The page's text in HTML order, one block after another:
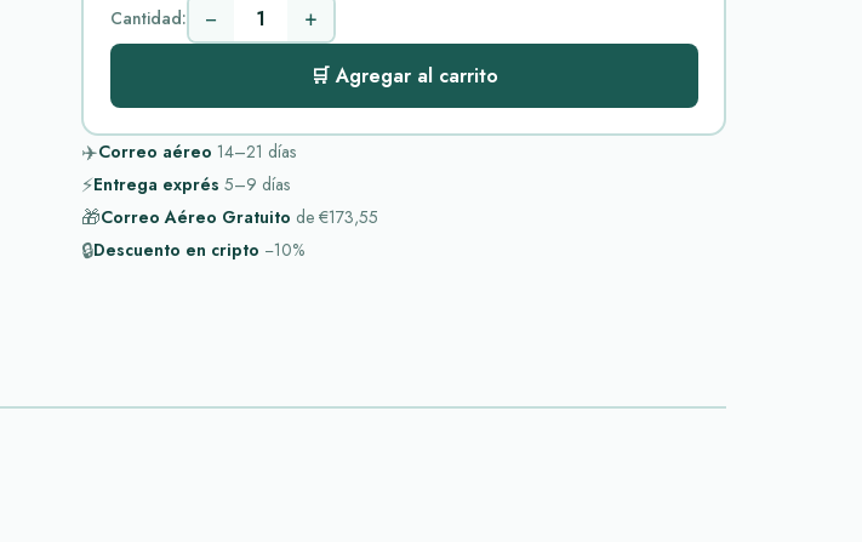
Cantidad: − +
🛒 Agregar al carrito
✈️Correo aéreo 14–21 días
⚡Entrega exprés 5–9 días
🎁Correo Aéreo Gratuito de €173,55
🔒Descuento en cripto −10%